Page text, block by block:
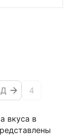
вкуса в
4